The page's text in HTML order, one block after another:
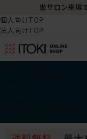
坐サロン来場
個人向けTOP
法人向けTOP